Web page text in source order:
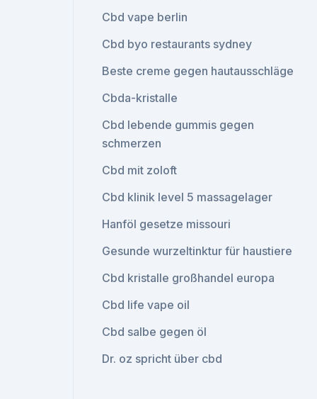
Cbd vape berlin
Cbd byo restaurants sydney
Beste creme gegen hautausschläge
Cbda-kristalle
Cbd lebende gummis gegen
schmerzen
Cbd mit zoloft
Cbd klinik level 5 massagelager
Hanföl gesetze missouri
Gesunde wurzeltinktur für haustiere
Cbd kristalle großhandel europa
Cbd life vape oil
Cbd salbe gegen öl
Dr. oz spricht über cbd